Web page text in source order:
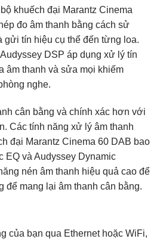
khuếch đại Marantz Cinema
đo âm thanh bằng cách sử
gửi tín hiệu cụ thể đến từng loa.
DSP áp dụng xử lý tín
âm thanh và sửa mọi khiếm
nghe.
cân bằng và chính xác hơn với
Các tính năng xử lý âm thanh
đại Marantz Cinema 60 DAB bao
EQ và Audyssey Dynamic
nén âm thanh hiệu quả cao để
để mang lại âm thanh cân bằng.
của bạn qua Ethernet hoặc WiFi,